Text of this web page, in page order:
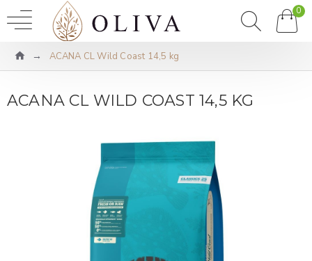
0
ACANA CL Wild Coast 14,5 kg
ACANA CL WILD COAST 14,5 KG